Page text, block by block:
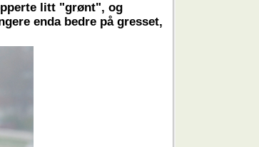
litt "grønt", og
enda bedre på gresset,